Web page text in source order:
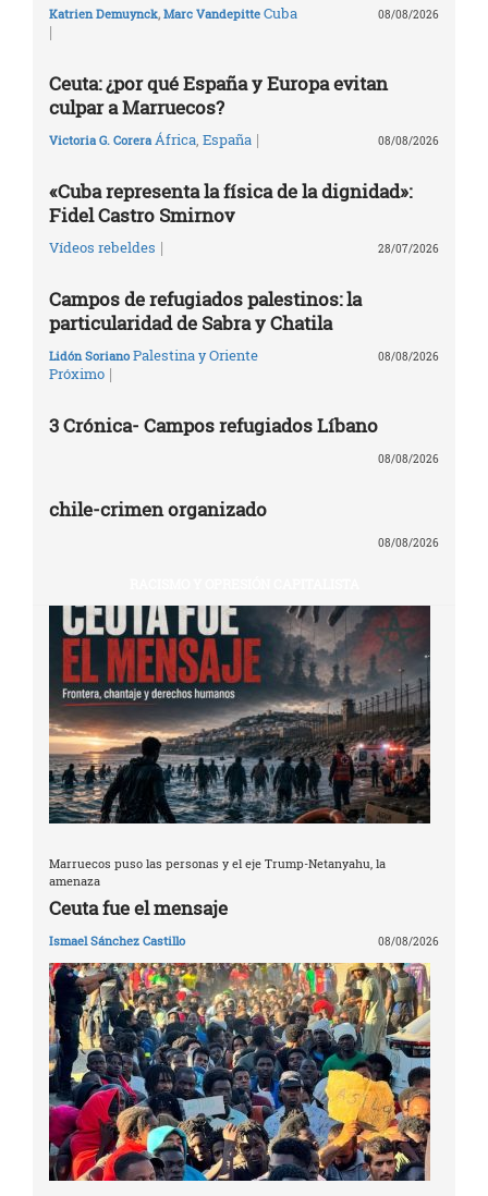
Katrien Demuynck, Marc Vandepitte Cuba
|
08/08/2026
Ceuta: ¿por qué España y Europa evitan
culpar a Marruecos?
Victoria G. Corera África España | 08/08/2026
«Cuba representa la física de la dignidad»:
Fidel Castro Smirnov
Vídeos rebeldes | 28/07/2026
Campos de refugiados palestinos: la
particularidad de Sabra y Chatila
Lidón Soriano Palestina y Oriente
Próximo |
08/08/2026
3 Crónica- Campos refugiados Líbano
08/08/2026
chile-crimen organizado
08/08/2026
Marruecos puso las personas y el eje Trump-Netanyahu, la
amenaza
Ceuta fue el mensaje
Ismael Sánchez Castillo 08/08/2026